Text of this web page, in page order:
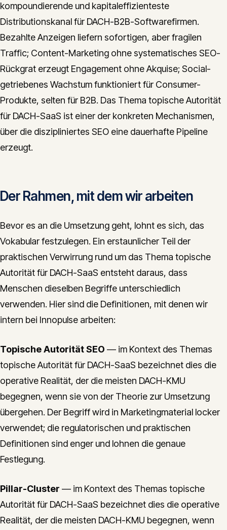
kompoundierende und kapitaleffizienteste
Distributionskanal für DACH-B2B-Softwarefirmen.
Bezahlte Anzeigen liefern sofortigen, aber fragilen
Traffic; Content-Marketing ohne systematisches SEO-
Rückgrat erzeugt Engagement ohne Akquise; Social-
getriebenes Wachstum funktioniert für Consumer-
Produkte, selten für B2B. Das Thema topische Autorität
für DACH-SaaS ist einer der konkreten Mechanismen,
über die diszipliniertes SEO eine dauerhafte Pipeline
erzeugt.
Der Rahmen, mit dem wir arbeiten
Bevor es an die Umsetzung geht, lohnt es sich, das
Vokabular festzulegen. Ein erstaunlicher Teil der
praktischen Verwirrung rund um das Thema topische
Autorität für DACH-SaaS entsteht daraus, dass
Menschen dieselben Begriffe unterschiedlich
verwenden. Hier sind die Definitionen, mit denen wir
intern bei Innopulse arbeiten:
Topische Autorität SEO — im Kontext des Themas
topische Autorität für DACH-SaaS bezeichnet dies die
operative Realität, der die meisten DACH-KMU
begegnen, wenn sie von der Theorie zur Umsetzung
übergehen. Der Begriff wird in Marketingmaterial locker
verwendet; die regulatorischen und praktischen
Definitionen sind enger und lohnen die genaue
Festlegung.
Pillar-Cluster — im Kontext des Themas topische
Autorität für DACH-SaaS bezeichnet dies die operative
Realität, der die meisten DACH-KMU begegnen, wenn